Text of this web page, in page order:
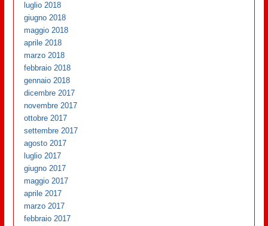
luglio 2018
giugno 2018
maggio 2018
aprile 2018
marzo 2018
febbraio 2018
gennaio 2018
dicembre 2017
novembre 2017
ottobre 2017
settembre 2017
agosto 2017
luglio 2017
giugno 2017
maggio 2017
aprile 2017
marzo 2017
febbraio 2017